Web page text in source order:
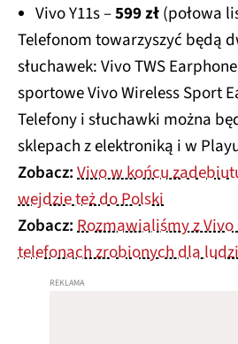
Vivo Y11s –599 zł(połowa
Telefonom towarzyszyć będą
słuchawek: Vivo TWS
sportowe Vivo Wireless Sport
Telefony i słuchawki można
sklepach z elektroniką i w
Zobacz:Vivo w końcu
wejdzie też do Polski
Zobacz:Rozmawialiśmy z
telefonach zrobionych dla ludzi